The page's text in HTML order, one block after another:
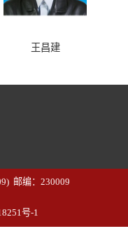
王昌建
邮编：230009
号-1